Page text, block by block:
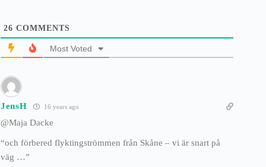
26 COMMENTS
Most Voted
JensH 16 years ago
@Maja Dacke
“och förbered flyktingströmmen från Skåne – vi är snart på
väg …”